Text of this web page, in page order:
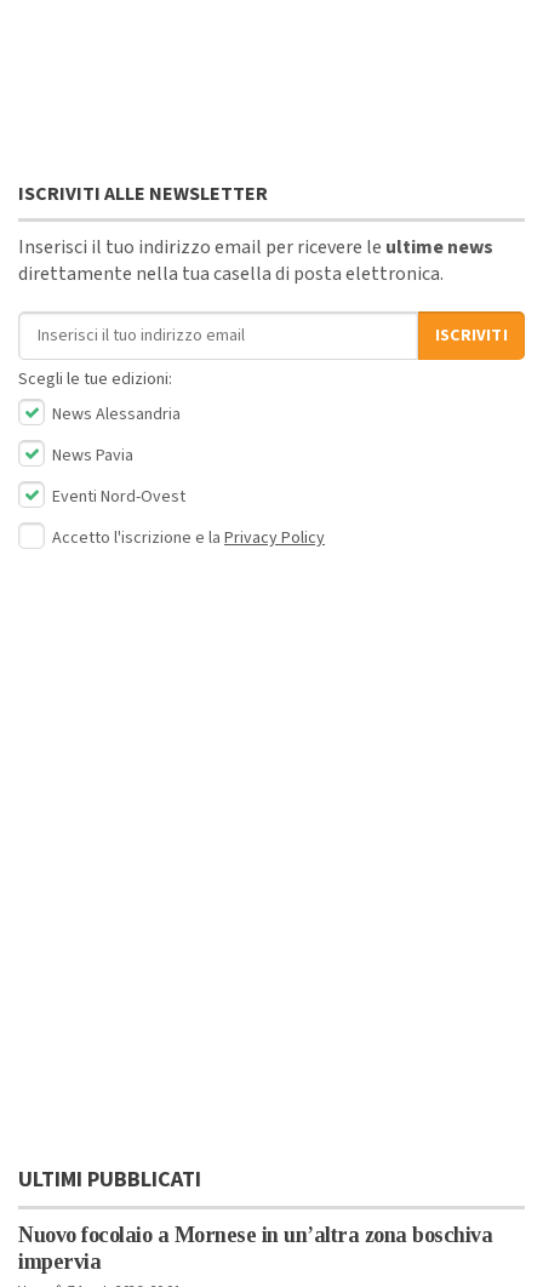
ISCRIVITI ALLE NEWSLETTER
Inserisci il tuo indirizzo email per ricevere le ultime news
direttamente nella tua casella di posta elettronica.
Indirizzo email
ISCRIVITI
Scegli le tue edizioni:
News Alessandria
News Pavia
Eventi Nord-Ovest
Accetto l'iscrizione e la Privacy Policy
ULTIMI PUBBLICATI
Nuovo focolaio a Mornese in un’altra zona boschiva
impervia